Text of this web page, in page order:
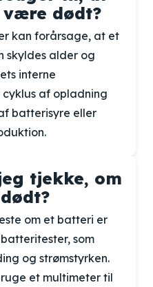
dødt?
kan forårsage, at et
skyldes alder og
interne
af opladning
batterisyre eller
tjekke, om
om et batteri er
som
og strømstyrken.
et multimeter til